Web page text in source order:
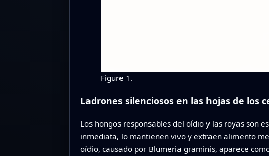
Figure 1.
Ladrones silenciosos en las hojas de los
Los hongos responsables del oídio y las royas son
inmediata, lo mantienen vivo y extraen alimento
oídio, causado por Blumeria graminis, aparece